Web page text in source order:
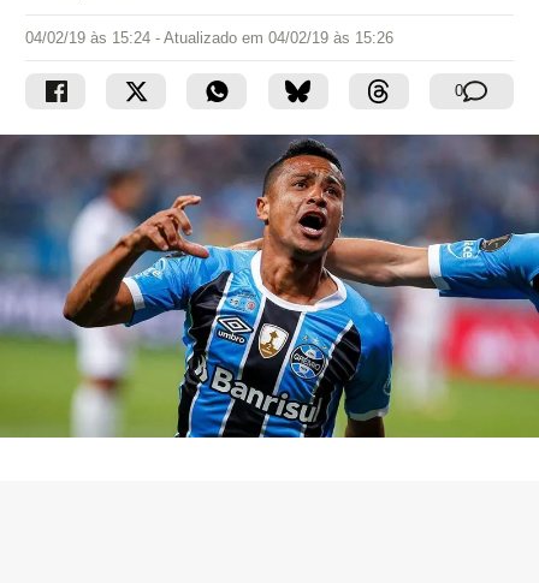
04/02/19 às 15:24 - Atualizado em 04/02/19 às 15:26
0